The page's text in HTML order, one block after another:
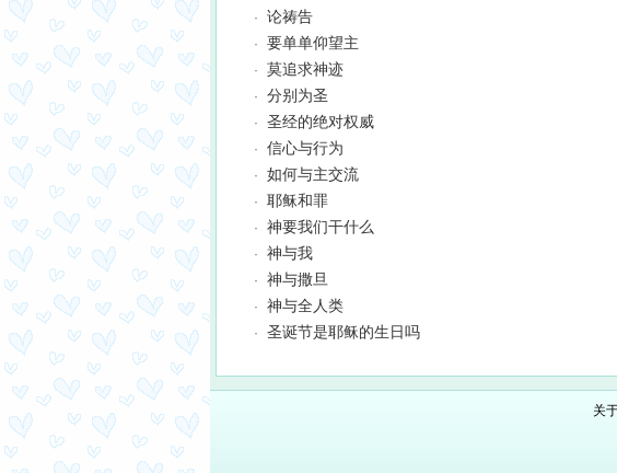
·
论祷告
·
要单单仰望主
·
莫追求神迹
·
分别为圣
·
圣经的绝对权威
·
信心与行为
·
如何与主交流
·
耶稣和罪
·
神要我们干什么
·
神与我
·
神与撒旦
·
神与全人类
·
圣诞节是耶稣的生日吗
关